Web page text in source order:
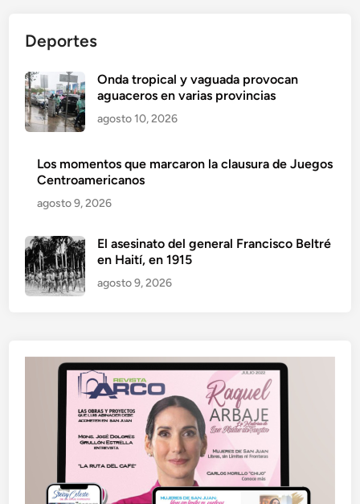
Deportes
Onda tropical y vaguada provocan
aguaceros en varias provincias
agosto 10, 2026
Los momentos que marcaron la clausura de Juegos
Centroamericanos
agosto 9, 2026
El asesinato del general Francisco Beltré
en Haití, en 1915
agosto 9, 2026